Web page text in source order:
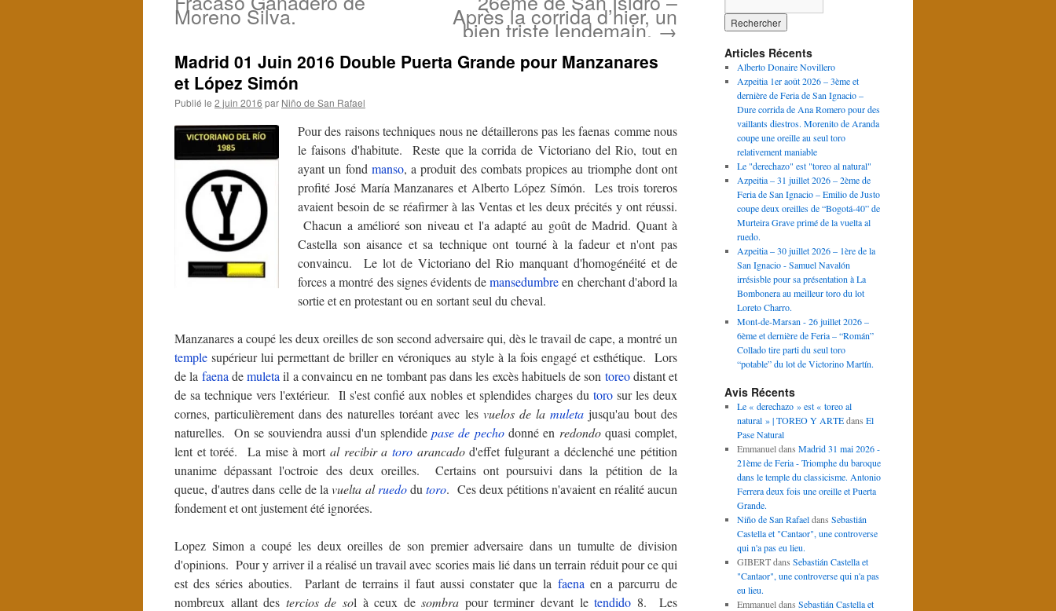
Moreno Silva. Après la corrida d’hier, un
bien triste lendemain.→
Madrid 01 Juin 2016 Double Puerta Grande pour Manzanares
et López Simón
Publié le 2 juin 2016 par Niño de San Rafael
Pour des raisons techniques nous ne détaillerons pas les faenas comme nous
le faisons d'habitute. Reste que la corrida de Victoriano del Rio, tout en
ayant un fond manso, a produit des combats propices au triomphe dont ont
profité José María Manzanares et Alberto López Símón. Les trois toreros
avaient besoin de se réafirmer à las Ventas et les deux précités y ont réussi.
Chacun a amélioré son niveau et l'a adapté au goût de Madrid. Quant à
Castella son aisance et sa technique ont tourné à la fadeur et n'ont pas
convaincu. Le lot de Victoriano del Rio manquant d'homogénéité et de
forces a montré des signes évidents demansedumbreen cherchant d'abord la
sortie et en protestant ou en sortant seul du cheval.
Manzanares a coupé les deux oreilles de son second adversaire qui, dès le travail de cape, a montré un
temple supérieur lui permettant de briller en véroniques au style à la fois engagé et esthétique. Lors
de la faena demuleta il a convaincu en ne tombant pas dans les excès habituels de son toreodistant et
de sa technique vers l'extérieur. Il s'est confié aux nobles et splendides charges du toro sur les deux
cornes, particulièrement dans des naturelles toréant avec les vuelos de la muletajusqu'au bout des
naturelles. On se souviendra aussi d'un splendidepase de pechodonné en redondoquasi complet,
lent et toréé. La mise à mort al recibir a toroarancadod'effet fulgurant a déclenché une pétition
unanime dépassant l'octroie des deux oreilles. Certains ont poursuivi dans la pétition de la
queue, d'autres dans celle de lavuelta alruedodutoro. Ces deux pétitions n'avaient en réalité aucun
fondement et ont justement été ignorées.
Lopez Simon a coupé les deux oreilles de son premier adversaire dans un tumulte de division
d'opinions. Pour y arriver il a réalisé un travail avec scories mais lié dans un terrain réduit pour ce qui
est des séries abouties. Parlant de terrains il faut aussi constater que la faena en a parcurru de
nombreux allant des tercios de sol à ceux desombra pour terminer devant letendido 8. Les
Articles Récents
Alberto Donaire Novillero
Azpeitia 1er août 2026 – 3ème et
dernière de Feria de San Ignacio –
Dure corrida de Ana Romero pour des
vaillants diestros. Morenito de Aranda
coupe une oreille au seul toro
relativement maniable
Le "derechazo" est "toreo al natural"
Azpeitia – 31 juillet 2026 – 2ème de
Feria de San Ignacio – Emilio de Justo
coupe deux oreilles de “Bogotá-40” de
Murteira Grave primé de la vuelta al
ruedo.
Azpeitia – 30 juillet 2026 – 1ère de la
San Ignacio - Samuel Navalón
irrésisble pour sa présentation à La
Bombonera au meilleur toro du lot
Loreto Charro.
Mont-de-Marsan - 26 juillet 2026 –
6ème et dernière de Feria – “Román”
Collado tire parti du seul toro
“potable” du lot de Victorino Martín.
Avis Récents
Le « derechazo » est « toreo al
natural » | TOREO Y ARTEdans El
Pase Natural
Emmanueldans Madrid 31 mai 2026 -
21ème de Feria - Triomphe du baroque
dans le temple du classicisme. Antonio
Ferrera deux fois une oreille et Puerta
Grande.
Niño de San Rafaeldans Sebastián
Castella et "Cantaor", une controverse
qui n'a pas eu lieu.
GIBERTdans Sebastián Castella et
"Cantaor", une controverse qui n'a pas
eu lieu.
Emmanueldans Sebastián Castella et